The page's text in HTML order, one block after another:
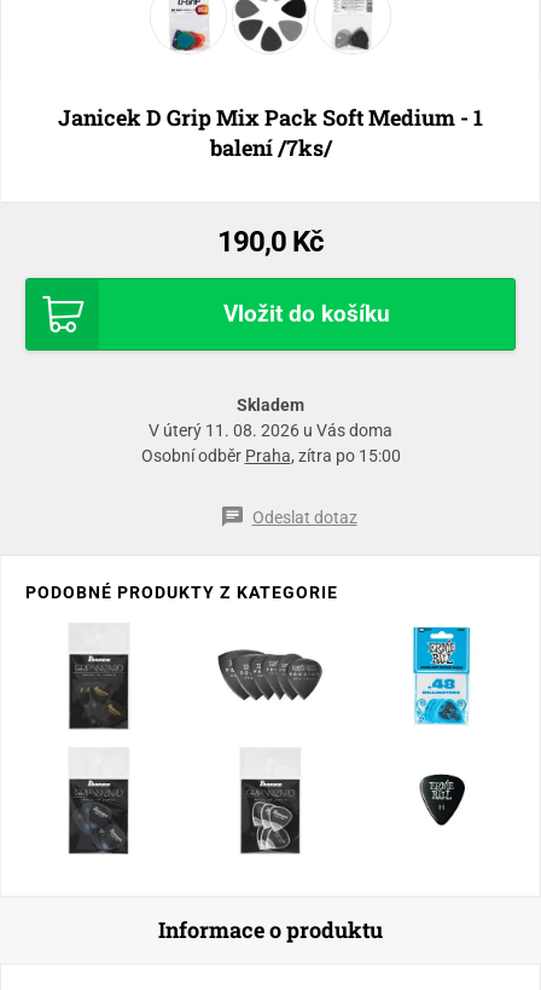
Janicek D Grip Mix Pack Soft Medium - 1
balení /7ks/
190,0 Kč
Vložit do košíku
Skladem
V úterý 11. 08. 2026 u Vás doma
Osobní odběr Praha, zítra po 15:00
Odeslat dotaz
PODOBNÉ PRODUKTY Z KATEGORIE
Informace o produktu